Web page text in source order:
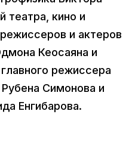
театра, кино и
и актеров
Кеосаяна и
режиссера
Рубена Симонова и
Енгибарова.